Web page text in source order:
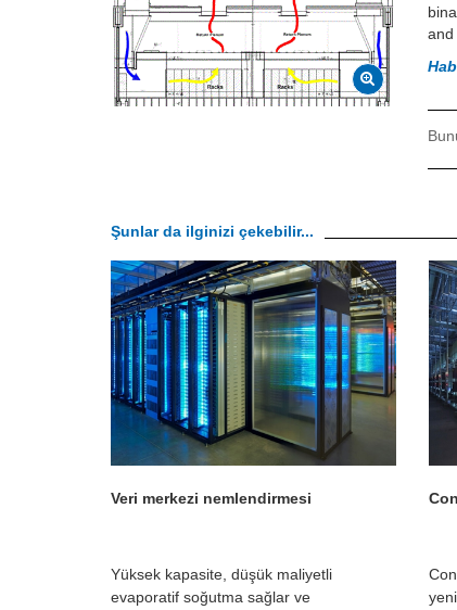
and
Şunlar da ilginizi çekebilir...
Veri merkezi nemlendirmesi
Yüksek kapasite, düşük maliyetli
evaporatif soğutma sağlar ve